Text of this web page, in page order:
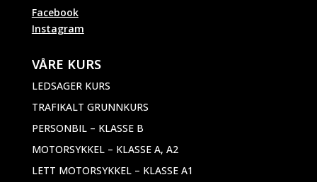
Facebook
Instagram
VÅRE KURS
LEDSAGER KURS
TRAFIKALT GRUNNKURS
PERSONBIL – KLASSE B
MOTORSYKKEL – KLASSE A, A2
LETT MOTORSYKKEL – KLASSE A1